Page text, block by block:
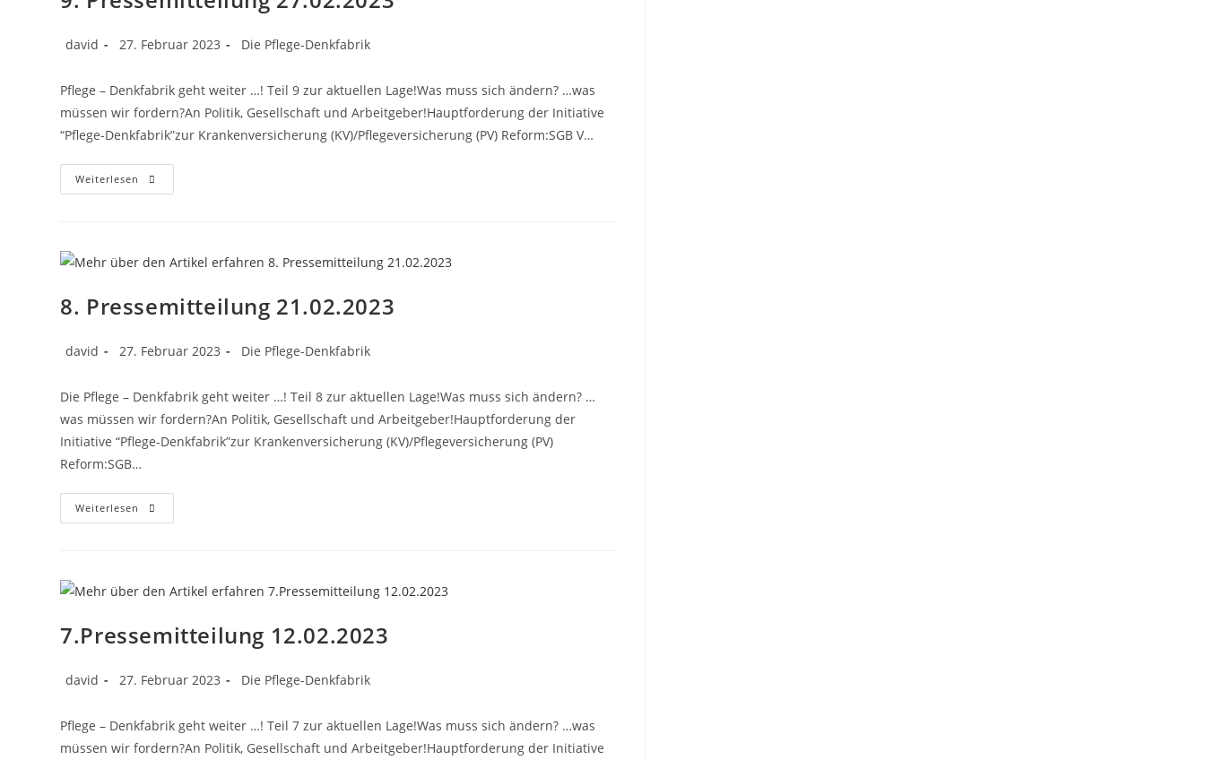
david 27. Februar 2023 Die Pflege-Denkfabrik
Pflege – Denkfabrik geht weiter …! Teil 9 zur aktuellen Lage!Was muss sich ändern? …was
müssen wir fordern?An Politik, Gesellschaft und Arbeitgeber!Hauptforderung der Initiative
“Pflege-Denkfabrik”zur Krankenversicherung (KV)/Pflegeversicherung (PV) Reform:SGB V…
Weiterlesen
8. Pressemitteilung 21.02.2023
david 27. Februar 2023 Die Pflege-Denkfabrik
Die Pflege – Denkfabrik geht weiter …! Teil 8 zur aktuellen Lage!Was muss sich ändern? …
was müssen wir fordern?An Politik, Gesellschaft und Arbeitgeber!Hauptforderung der
Initiative “Pflege-Denkfabrik”zur Krankenversicherung (KV)/Pflegeversicherung (PV)
Reform:SGB…
Weiterlesen
7.Pressemitteilung 12.02.2023
david 27. Februar 2023 Die Pflege-Denkfabrik
Pflege – Denkfabrik geht weiter …! Teil 7 zur aktuellen Lage!Was muss sich ändern? …was
müssen wir fordern?An Politik, Gesellschaft und Arbeitgeber!Hauptforderung der Initiative